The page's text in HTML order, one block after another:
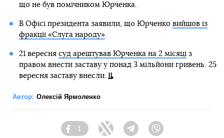
що не був помічником Юрченка.
В Офісі президента заявили, що Юрченко вийшов із
фракції «Слуга народу».
21 вересня суд арештував Юрченка на 2 місяці з
правом внести заставу у понад 3 мільйони гривень. 25
вересня заставу внесли.
Автор: Олексій Ярмоленко
Facebook
1
Twitter TelegramViber